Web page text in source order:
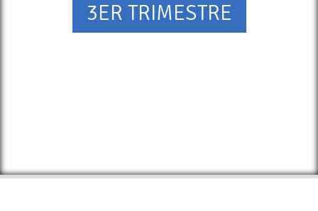
3ER TRIMESTRE